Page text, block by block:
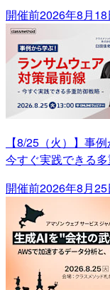
開催前2026年8月
【8/25（火）】事
今すぐ実践できる
開催前2026年8月